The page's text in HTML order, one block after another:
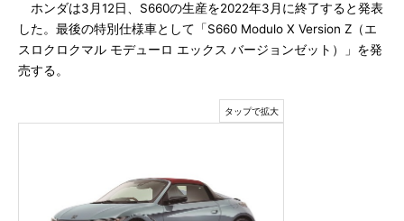
ホンダは3月12日、S660の生産を2022年3月に終了すると発表
した。最後の特別仕様車として「S660 Modulo X Version Z（エ
スロクロクマル モデューロ エックス バージョンゼット）」を発
売する。